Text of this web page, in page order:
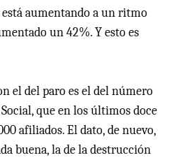
aumentando a un ritmo
un 42%. Y esto es
el del paro es el del número
que en los últimos doce
afiliados. El dato, de nuevo,
buena, la de la destrucción